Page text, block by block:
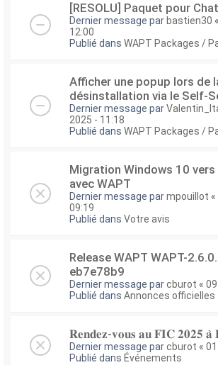
[RESOLU] Paquet pour
Dernier message par bastien30 «
12:00
Publié dans WAPT Packages /
Afficher une popup lors de
désinstallation via le Self-
Dernier message par
2025 - 11:18
Publié dans WAPT Packages /
Migration Windows 10 vers
avec WAPT
Dernier message parmpouillot «
09:19
Publié dans Votre avis
Release WAPT WAPT-
eb7e78b9
Dernier message parcburot «
Publié dans Annonces officielles
𝐑𝐞𝐧𝐝𝐞𝐳-𝐯𝐨𝐮𝐬 𝐚𝐮 𝐅𝐈𝐂 𝟐𝟎𝟐𝟓 𝐚̀
Dernier message parcburot «
Publié dans Événements